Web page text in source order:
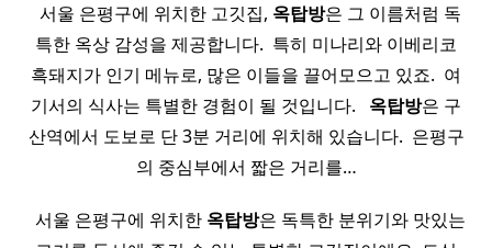
​ ​ 서울 은평구에 위치한 고깃집, 옥탑방은 그 이름처럼 독
특한 옥상 감성을 제공합니다. ​ 특히 미나리와 이베리코
흑돼지가 인기 메뉴로, 많은 이들을 끌어모으고 있죠. ​ 여
기서의 식사는 특별한 경험이 될 것입니다. ​ ​ 옥탑방은 구
산역에서 도보로 단 3분 거리에 위치해 있습니다. ​ 은평구
의 중심부에서 짧은 거리를…
​ ​ 서울 은평구에 위치한 옥탑방은 독특한 분위기와 맛있는